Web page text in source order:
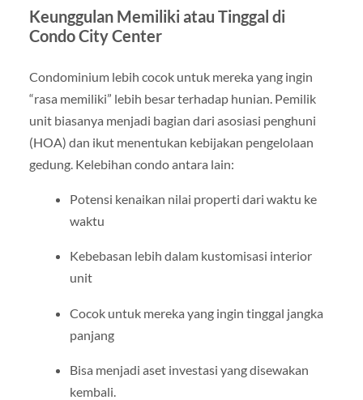
Keunggulan Memiliki atau Tinggal di
Condo City Center
Condominium lebih cocok untuk mereka yang ingin
“rasa memiliki” lebih besar terhadap hunian. Pemilik
unit biasanya menjadi bagian dari asosiasi penghuni
(HOA) dan ikut menentukan kebijakan pengelolaan
gedung. Kelebihan condo antara lain:
Potensi kenaikan nilai properti dari waktu ke
waktu
Kebebasan lebih dalam kustomisasi interior
unit
Cocok untuk mereka yang ingin tinggal jangka
panjang
Bisa menjadi aset investasi yang disewakan
kembali.